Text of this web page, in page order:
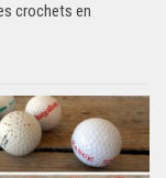
crochets en